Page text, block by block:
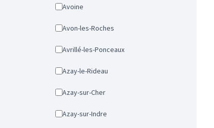
Avoine
Avon-les-Roches
Avrillé-les-Ponceaux
Azay-le-Rideau
Azay-sur-Cher
Azay-sur-Indre